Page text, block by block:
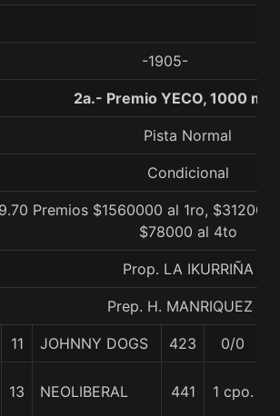
-1905-
2a.- Premio YECO, 1000
Pista Normal
Condicional
Premios $1560000 al 1ro,
$78000 al 4to
Prop. LA IKURRIÑA
Prep. H. MANRIQUEZ F.
11 JOHNNY DOGS 423 0/0
13 NEOLIBERAL 441 1 cpo.